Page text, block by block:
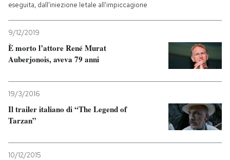
eseguita, dall'iniezione letale all'impiccagione
9/12/2019
È morto l’attore René Murat
Auberjonois, aveva 79 anni
19/3/2016
Il trailer italiano di “The Legend of
Tarzan”
10/12/2015